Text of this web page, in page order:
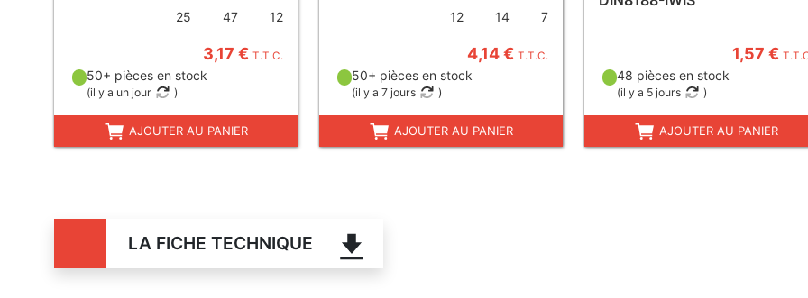
25 47 12
3,17 € T.T.C.
50+ pièces en stock
(il y a un jour )
AJOUTER AU PANIER
12 14 7
4,14 € T.T.C.
50+ pièces en stock
(il y a 7 jours )
AJOUTER AU PANIER
1,57 €
48 pièces en stock
(il y a 5 jours )
AJOUTER AU PANIER
LA FICHE TECHNIQUE